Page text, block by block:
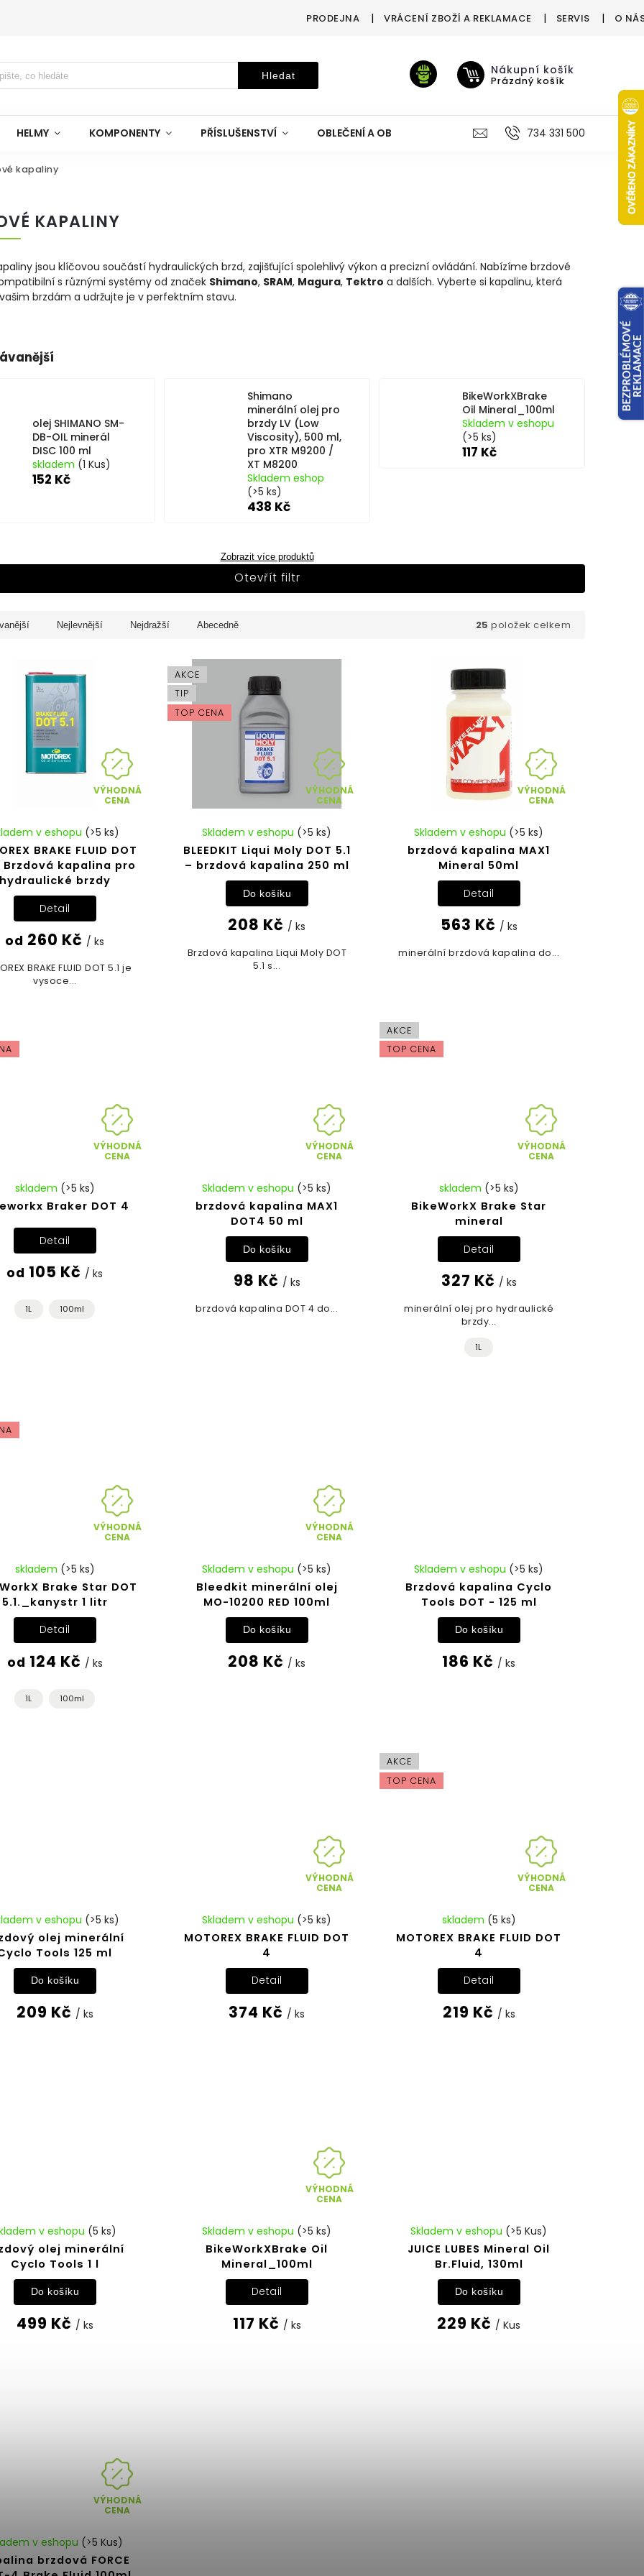
PRODEJNA VRÁCENÍ ZBOŽÍ A REKLAMACE SERVIS O
Hledat Nákupní košík
Prázdný košík
HELMY KOMPONENTY PŘÍSLUŠENSTVÍ OBLEČENÍ A OBUV VÝŽIVA VÝPRODEJ %
734 331 500
kapaliny
KAPALINY
jsou klíčovou součástí hydraulických brzd, zajišťující spolehlivý výkon a precizní ovládání. Nabízíme brzdové
s různými systémy od značek Shimano, SRAM, Magura, Tektro a dalších. Vyberte si kapalinu, která
brzdám a udržujte je v perfektním stavu.
olej SHIMANO SM-
DB-OIL minerál
DISC 100 ml
skladem (1 Kus)
152 Kč
Shimano
minerální olej pro
brzdy LV (Low
Viscosity), 500 ml,
pro XTR M9200 /
XT M8200
Skladem eshop
(>5 ks)
438 Kč
BikeWorkXBrake
Oil Mineral_100ml
Skladem v eshopu
(>5 ks)
117 Kč
Zobrazit více produktů
Otevřít filtr
Nejlevnější Nejdražší Abecedně 25 položek celkem
VÝHODNÁ
CENA
BRAKE FLUID DOT
Brzdová kapalina pro
brzdy
v eshopu (>5 ks)
od 260 Kč / ks
Detail
BRAKE FLUID DOT 5.1 je
vysoce...
AKCE
TIP
TOP CENA
VÝHODNÁ
CENA
BLEEDKIT Liqui Moly DOT 5.1
– brzdová kapalina 250 ml
Skladem v eshopu (>5 ks)
208 Kč / ks
Do košíku
Brzdová kapalina Liqui Moly DOT
5.1 s...
VÝHODNÁ
CENA
brzdová kapalina MAX1
Mineral 50ml
Skladem v eshopu (>5 ks)
563 Kč / ks
Detail
minerální brzdová kapalina do...
VÝHODNÁ
CENA
Braker DOT 4
skladem (>5 ks)
od 105 Kč / ks
Detail
1L 100ml
VÝHODNÁ
CENA
brzdová kapalina MAX1
DOT4 50 ml
Skladem v eshopu (>5 ks)
98 Kč / ks
Do košíku
brzdová kapalina DOT 4 do...
AKCE
TOP CENA
VÝHODNÁ
CENA
BikeWorkX Brake Star
mineral
skladem (>5 ks)
327 Kč / ks
Detail
minerální olej pro hydraulické
brzdy...
1L
VÝHODNÁ
CENA
Brake Star DOT
5.1._kanystr 1 litr
skladem (>5 ks)
od 124 Kč / ks
Detail
1L 100ml
VÝHODNÁ
CENA
Bleedkit minerální olej
MO-10200 RED 100ml
Skladem v eshopu (>5 ks)
208 Kč / ks
Do košíku
Brzdová kapalina Cyclo
Tools DOT - 125 ml
Skladem v eshopu (>5 ks)
186 Kč / ks
Do košíku
olej minerální
Tools 125 ml
v eshopu (>5 ks)
209 Kč / ks
Do košíku
VÝHODNÁ
CENA
MOTOREX BRAKE FLUID DOT
4
Skladem v eshopu (>5 ks)
374 Kč / ks
Detail
AKCE
TOP CENA
VÝHODNÁ
CENA
MOTOREX BRAKE FLUID DOT
4
skladem (5 ks)
219 Kč / ks
Detail
olej minerální
Cyclo Tools 1 l
v eshopu (5 ks)
499 Kč / ks
Do košíku
VÝHODNÁ
CENA
BikeWorkXBrake Oil
Mineral_100ml
Skladem v eshopu (>5 ks)
117 Kč / ks
Detail
JUICE LUBES Mineral Oil
Br.Fluid, 130ml
Skladem v eshopu (>5 Kus)
229 Kč / Kus
Do košíku
VÝHODNÁ
CENA
brzdová FORCE
v eshopu (>5 Kus)